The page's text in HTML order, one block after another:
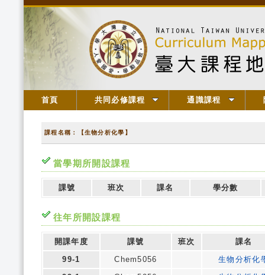
首頁 共同必修課程 通識課程
課程名稱：【生物分析化學】
當學期所開設課程
課號 班次 課名 學分數
往年所開設課程
開課年度 課號 班次
課名
99-1
Chem5056
生物分析化